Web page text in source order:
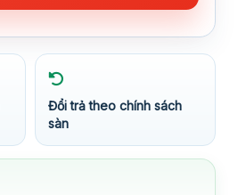
Đổi trả theo chính sách
sàn